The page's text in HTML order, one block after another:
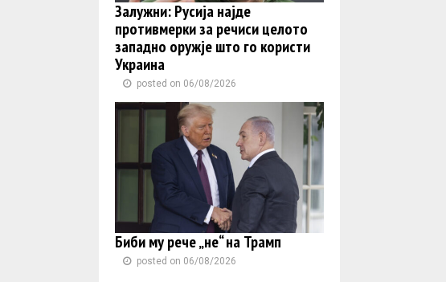
Залужни: Русија најде
противмерки за речиси целото
западно оружје што го користи
Украина
posted on 06/08/2026
Биби му рече „не“ на Трамп
posted on 06/08/2026